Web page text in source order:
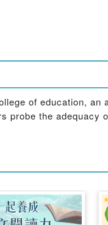
of education, an
probe the adequacy